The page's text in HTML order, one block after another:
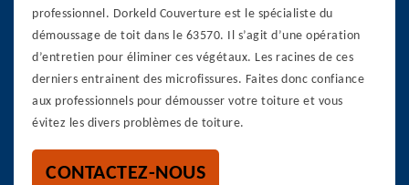
professionnel. Dorkeld Couverture est le spécialiste du
démoussage de toit dans le 63570. Il s’agit d’une opération
d’entretien pour éliminer ces végétaux. Les racines de ces
derniers entrainent des microfissures. Faites donc confiance
aux professionnels pour démousser votre toiture et vous
évitez les divers problèmes de toiture.
CONTACTEZ-NOUS